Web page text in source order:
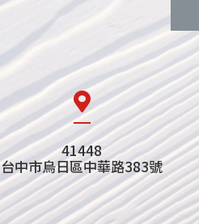
41448
台中市烏日區中華路383號